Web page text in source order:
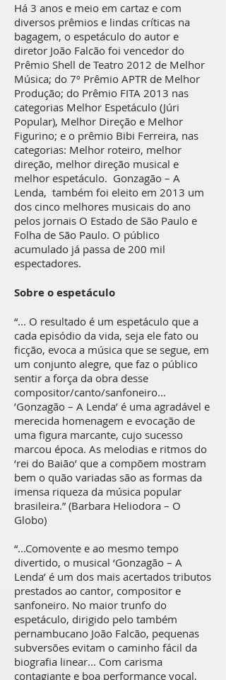
Há 3 anos e meio em cartaz e com
diversos prêmios e lindas críticas na
bagagem, o espetáculo do autor e
diretor João Falcão foi vencedor do
Prêmio Shell de Teatro 2012 de Melhor
Música; do 7º Prêmio APTR de Melhor
Produção; do Prêmio FITA 2013 nas
categorias Melhor Espetáculo (Júri
Popular), Melhor Direção e Melhor
Figurino; e o prêmio Bibi Ferreira, nas
categorias: Melhor roteiro, melhor
direção, melhor direção musical e
melhor espetáculo. Gonzagão – A
Lenda, também foi eleito em 2013 um
dos cinco melhores musicais do ano
pelos jornais O Estado de São Paulo e
Folha de São Paulo. O público
acumulado já passa de 200 mil
espectadores.
Sobre o espetáculo
“... O resultado é um espetáculo que a
cada episódio da vida, seja ele fato ou
ficção, evoca a música que se segue, em
um conjunto alegre, que faz o público
sentir a força da obra desse
compositor/canto/sanfoneiro...
’Gonzagão – A Lenda’ é uma agradável e
merecida homenagem e evocação de
uma figura marcante, cujo sucesso
marcou época. As melodias e ritmos do
‘rei do Baião’ que a compõem mostram
bem o quão variadas são as formas da
imensa riqueza da música popular
brasileira.” (Barbara Heliodora – O
Globo)
“...Comovente e ao mesmo tempo
divertido, o musical ‘Gonzagão – A
Lenda’ é um dos mais acertados tributos
prestados ao cantor, compositor e
sanfoneiro. No maior trunfo do
espetáculo, dirigido pelo também
pernambucano João Falcão, pequenas
subversões evitam o caminho fácil da
biografia linear... Com carisma
contagiante e boa performance vocal,